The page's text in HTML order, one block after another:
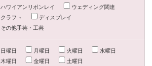
ハワイアンリボンレイ
ウェディング関連
クラフト
ディスプレイ
その他手芸・工芸
日曜日 月曜日 火曜日
水曜日
木曜日
金曜日 土曜日